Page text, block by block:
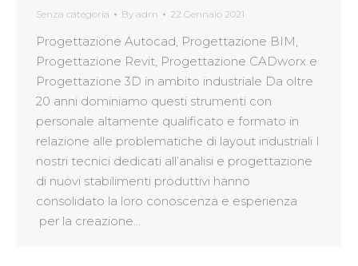
Senza categoria By adm 22 Gennaio 2021
Progettazione Autocad, Progettazione BIM,
Progettazione Revit, Progettazione CADworx e
Progettazione 3D in ambito industriale Da oltre
20 anni dominiamo questi strumenti con
personale altamente qualificato e formato in
relazione alle problematiche di layout industriali I
nostri tecnici dedicati all’analisi e progettazione
di nuovi stabilimenti produttivi hanno
consolidato la loro conoscenza e esperienza
per la creazione…